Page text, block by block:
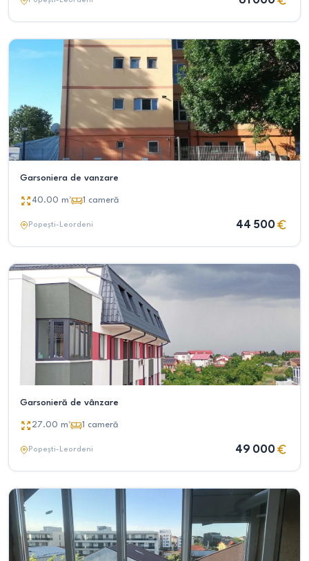
Garsoniera de vanzare
40.00 m² 1 cameră
Popești-Leordeni 44 500
Garsonieră de vânzare
27.00 m² 1 cameră
Popești-Leordeni 49 000